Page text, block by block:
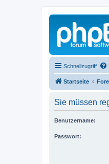
Schnellzugriff
Startseite
Sie müssen
Benutzername:
Passwort: